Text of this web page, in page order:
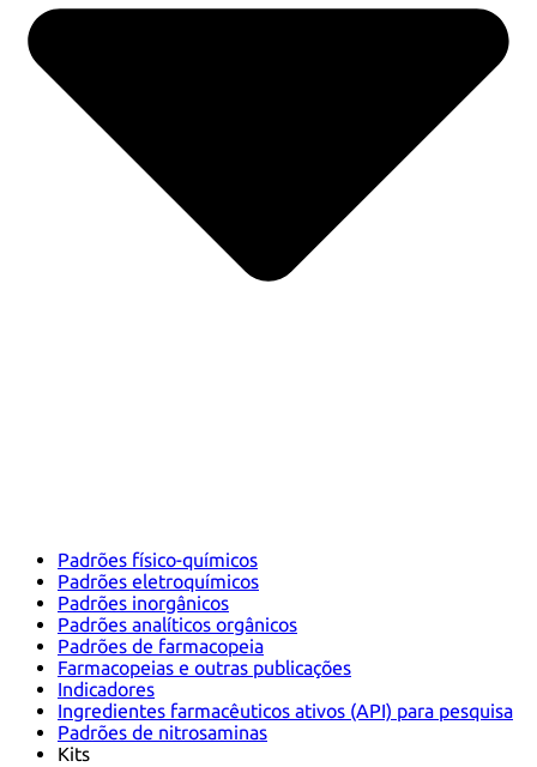
Padrões físico-químicos
Padrões eletroquímicos
Padrões inorgânicos
Padrões analíticos orgânicos
Padrões de farmacopeia
Farmacopeias e outras publicações
Indicadores
Ingredientes farmacêuticos ativos (API) para pesquisa
Padrões de nitrosaminas
Kits